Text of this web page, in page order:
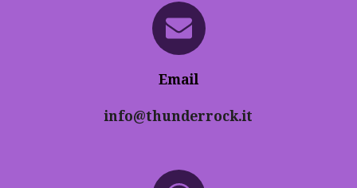
Email
info@thunderrock.it